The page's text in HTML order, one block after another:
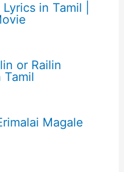
in Tamil |
or Railin
Tamil
Magale